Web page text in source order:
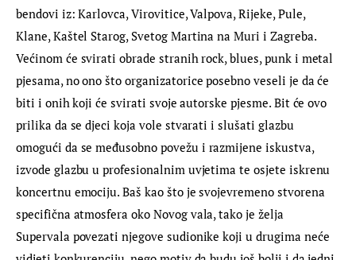
bendovi iz: Karlovca, Virovitice, Valpova, Rijeke, Pule,
Klane, Kaštel Starog, Svetog Martina na Muri i Zagreba.
Većinom će svirati obrade stranih rock, blues, punk i metal
pjesama, no ono što organizatorice posebno veseli je da će
biti i onih koji će svirati svoje autorske pjesme. Bit će ovo
prilika da se djeci koja vole stvarati i slušati glazbu
omogući da se međusobno povežu i razmijene iskustva,
izvode glazbu u profesionalnim uvjetima te osjete iskrenu
koncertnu emociju. Baš kao što je svojevremeno stvorena
specifična atmosfera oko Novog vala, tako je želja
Supervala povezati njegove sudionike koji u drugima neće